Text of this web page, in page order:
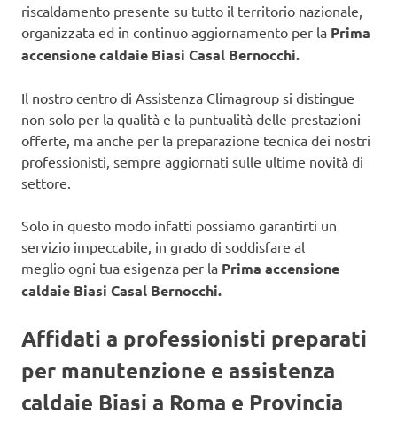
riscaldamento presente su tutto il territorio nazionale,
organizzata ed in continuo aggiornamento per la Prima
accensione caldaie Biasi Casal Bernocchi.
Il nostro centro di Assistenza Climagroup si distingue
non solo per la qualità e la puntualità delle prestazioni
offerte, ma anche per la preparazione tecnica dei nostri
professionisti, sempre aggiornati sulle ultime novità di
settore.
Solo in questo modo infatti possiamo garantirti un
servizio impeccabile, in grado di soddisfare al
meglio ogni tua esigenza per la Prima accensione
caldaie Biasi Casal Bernocchi.
Affidati a professionisti preparati
per manutenzione e assistenza
caldaie Biasi a Roma e Provincia